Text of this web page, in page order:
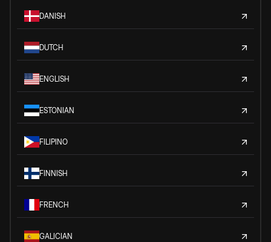
DANISH
DUTCH
ENGLISH
ESTONIAN
FILIPINO
FINNISH
FRENCH
GALICIAN